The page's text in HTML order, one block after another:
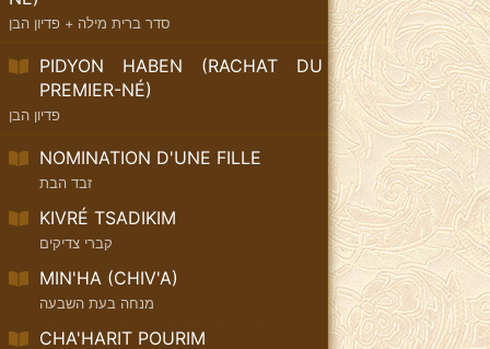
סדר ברית מילה + פדיון הבן
PIDYON HABEN (RACHAT DU
PREMIER-NÉ)
פדיון הבן
NOMINATION D'UNE FILLE
זבד הבת
KIVRÉ TSADIKIM
קברי צדיקים
MIN'HA (CHIV'A)
מנחה בעת השבעה
CHA'HARIT POURIM